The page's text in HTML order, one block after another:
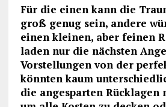
Für die einen kann die
groß genug sein, andere
einen kleinen, aber feinen
laden nur die nächsten
Vorstellungen von der
könnten kaum
die angesparten Rücklagen